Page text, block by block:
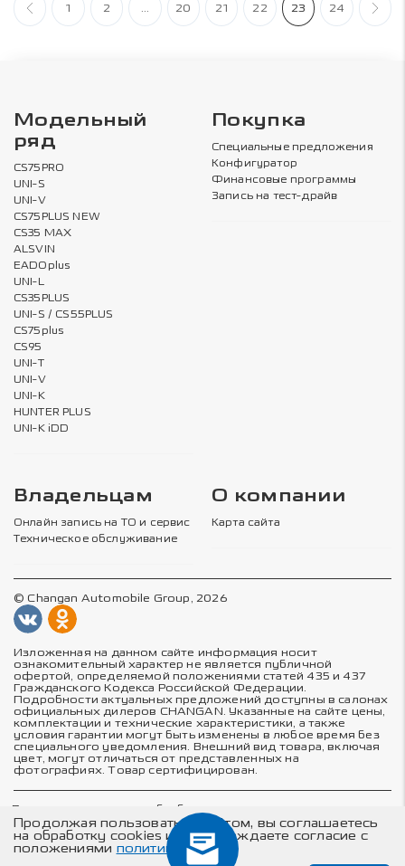
1 2 ... 20 21 22 23 24
Модельный
ряд
CS75PRO
UNI-S
UNI-V
CS75PLUS NEW
CS35 MAX
ALSVIN
EADOplus
UNI-L
CS35PLUS
UNI-S / CS55PLUS
CS75plus
CS95
UNI-T
UNI-V
UNI-K
HUNTER PLUS
UNI-K iDD
Покупка
Специальные предложения
Конфигуратор
Финансовые программы
Запись на тест-драйв
Владельцам
Онлайн запись на ТО и сервис
Техническое обслуживание
О компании
Карта сайта
© Changan Automobile Group, 2026
Изложенная на данном сайте информация носит
ознакомительный характер не является публичной
офертой, определяемой положениями статей 435 и 437
Гражданского Кодекса Российской Федерации.
Подробности актуальных предложений доступны в салонах
официальных дилеров CHANGAN. Указанные на сайте цены,
комплектации и технические характеристики, а также
условия гарантии могут быть изменены в любое время без
специального уведомления. Внешний вид товара, включая
цвет, могут отличаться от представленных на
фотографиях. Товар сертифицирован.
Политика в отношении обработки персональных данных
Политика конфиденциальности
Согласие на обработку персональных данных
Соглашение об использовании cookie-файлов
Продолжая пользоваться сайтом, вы соглашаетесь
на обработку cookies и подтверждаете согласие с
положениями политики